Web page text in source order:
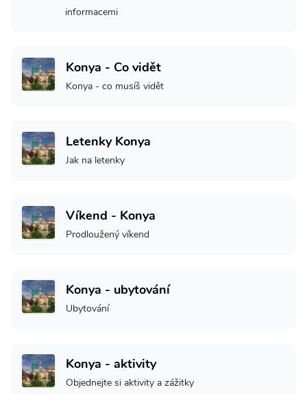
informacemi
Konya - Co vidět
Konya - co musíš vidět
Letenky Konya
Jak na letenky
Víkend - Konya
Prodloužený víkend
Konya - ubytování
Ubytování
Konya - aktivity
Objednejte si aktivity a zážitky